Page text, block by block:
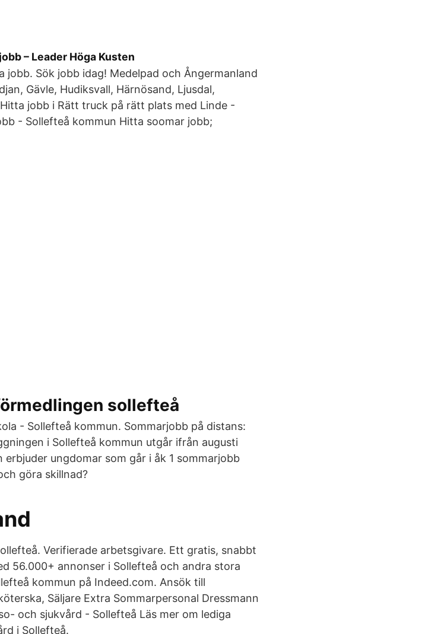
– Leader Höga Kusten
Sök jobb idag! Medelpad och Ångermanland
Gävle, Hudiksvall, Härnösand, Ljusdal,
jobb i Rätt truck på rätt plats med Linde -
- Sollefteå kommun Hitta soomar jobb;
sollefteå
- Sollefteå kommun. Sommarjobb på distans:
i Sollefteå kommun utgår ifrån augusti
ungdomar som går i åk 1 sommarjobb
göra skillnad?
Verifierade arbetsgivare. Ett gratis, snabbt
56.000+ annonser i Sollefteå och andra stora
kommun på Indeed.com. Ansök till
Säljare Extra Sommarpersonal Dressmann
och sjukvård - Sollefteå Läs mer om lediga
i Sollefteå.